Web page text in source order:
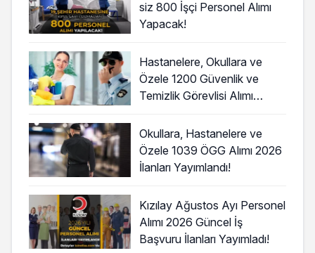
siz 800 İşçi Personel Alımı
Yapacak!
Hastanelere, Okullara ve
Özele 1200 Güvenlik ve
Temizlik Görevlisi Alımı
Okullara, Hastanelere ve
Özele 1039 ÖGG Alımı 2026
İlanları Yayımlandı!
Kızılay Ağustos Ayı Personel
Alımı 2026 Güncel İş
Başvuru İlanları Yayımladı!